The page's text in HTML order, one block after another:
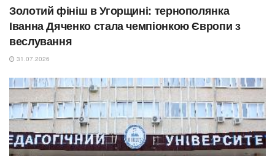
Золотий фініш в Угорщині: тернополянка
Іванна Дяченко стала чемпіонкою Європи з
веслування
31.07.2026